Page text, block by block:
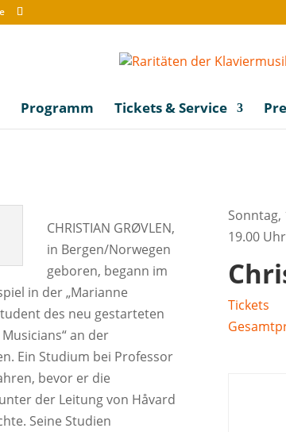
Programm Tickets & Service
CHRISTIAN GRØVLEN,
in Bergen/Norwegen
geboren, begann im
in der „Marianne
des neu gestarteten
an der
Ein Studium bei Professor
bevor er die
der Leitung von Håvard
Seine Studien
Sonntag,
19.00
Tickets